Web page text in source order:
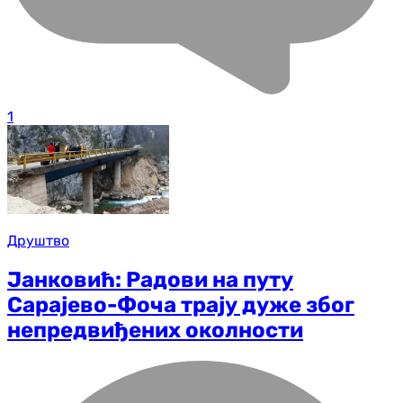
1
Друштво
Јанковић: Радови на путу
Сарајево-Фоча трају дуже због
непредвиђених околности